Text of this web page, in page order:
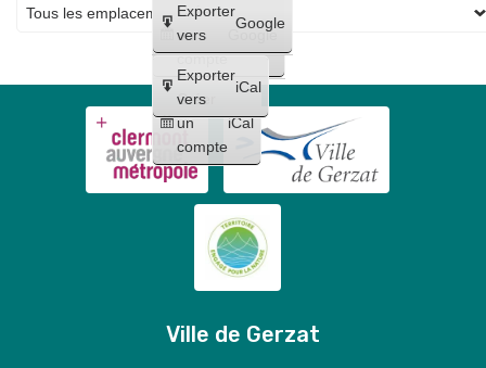
Créer
un
compte
Google
Créer
un
compte
iCal
Exporter
vers
Google
Exporter
vers
iCal
Ville de Gerzat